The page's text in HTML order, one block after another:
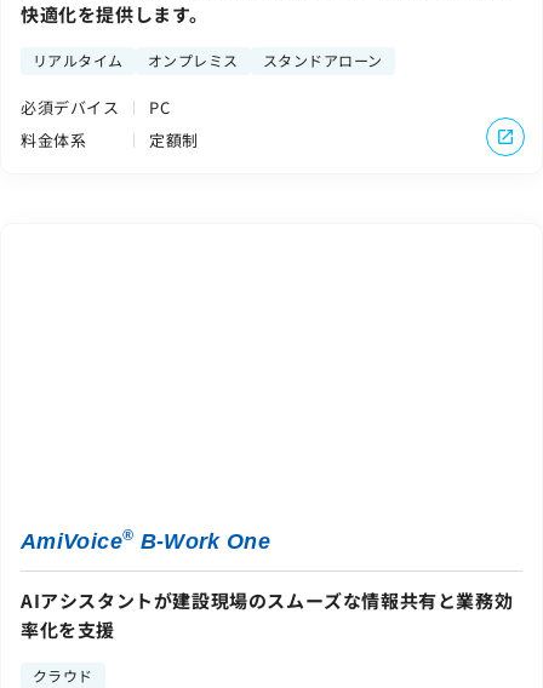
快適化を提供します。
リアルタイム オンプレミス スタンドアローン
必須デバイス
PC
料金体系
定額制
AmiVoice® B-Work One
AIアシスタントが建設現場のスムーズな情報共有と業務効
率化を支援
クラウド